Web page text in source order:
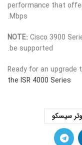
performance that
Mbps.
NOTE: Cisco 3900
be supported.
Ready for an upgrade
the ISR 4000 Series
سیسکو